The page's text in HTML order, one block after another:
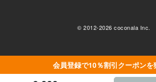
会員登録で10％割引クーポンを